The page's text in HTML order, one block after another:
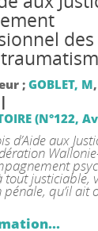
des
; GOBLET, M
|
(N°122,
d’Aide aux
tout justiciable,
pénale, qu’il ait